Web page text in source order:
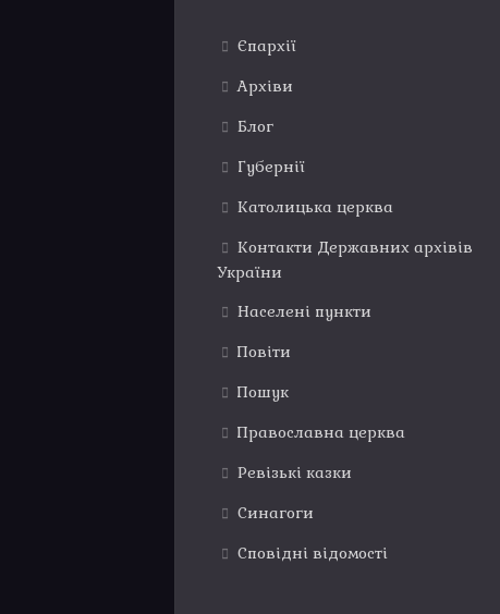
Єпархії
Архіви
Блог
Губернії
Католицька церква
Контакти Державних архівів
України
Населені пункти
Повіти
Пошук
Православна церква
Ревізькі казки
Синагоги
Сповідні відомості